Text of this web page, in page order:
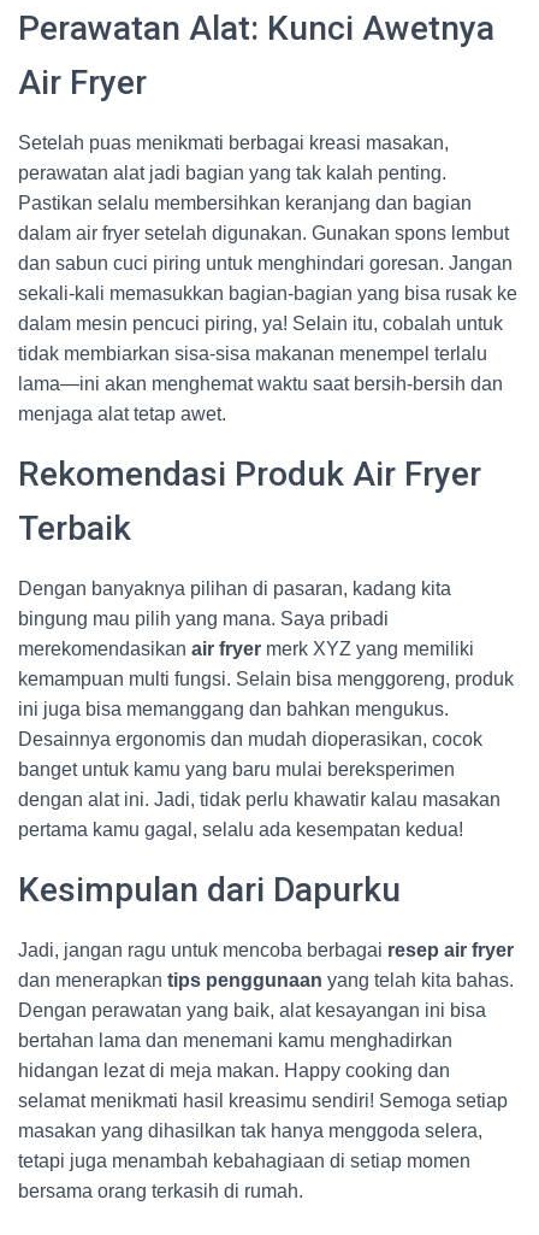
Perawatan Alat: Kunci Awetnya
Air Fryer
Setelah puas menikmati berbagai kreasi masakan,
perawatan alat jadi bagian yang tak kalah penting.
Pastikan selalu membersihkan keranjang dan bagian
dalam air fryer setelah digunakan. Gunakan spons lembut
dan sabun cuci piring untuk menghindari goresan. Jangan
sekali-kali memasukkan bagian-bagian yang bisa rusak ke
dalam mesin pencuci piring, ya! Selain itu, cobalah untuk
tidak membiarkan sisa-sisa makanan menempel terlalu
lama—ini akan menghemat waktu saat bersih-bersih dan
menjaga alat tetap awet.
Rekomendasi Produk Air Fryer
Terbaik
Dengan banyaknya pilihan di pasaran, kadang kita
bingung mau pilih yang mana. Saya pribadi
merekomendasikan air fryer merk XYZ yang memiliki
kemampuan multi fungsi. Selain bisa menggoreng, produk
ini juga bisa memanggang dan bahkan mengukus.
Desainnya ergonomis dan mudah dioperasikan, cocok
banget untuk kamu yang baru mulai bereksperimen
dengan alat ini. Jadi, tidak perlu khawatir kalau masakan
pertama kamu gagal, selalu ada kesempatan kedua!
Kesimpulan dari Dapurku
Jadi, jangan ragu untuk mencoba berbagai resep air fryer
dan menerapkan tips penggunaan yang telah kita bahas.
Dengan perawatan yang baik, alat kesayangan ini bisa
bertahan lama dan menemani kamu menghadirkan
hidangan lezat di meja makan. Happy cooking dan
selamat menikmati hasil kreasimu sendiri! Semoga setiap
masakan yang dihasilkan tak hanya menggoda selera,
tetapi juga menambah kebahagiaan di setiap momen
bersama orang terkasih di rumah.